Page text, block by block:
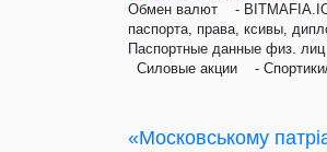
Обмен валют -
паспорта, права, ксивы,
Паспортные данные физ.
Силовые акции -